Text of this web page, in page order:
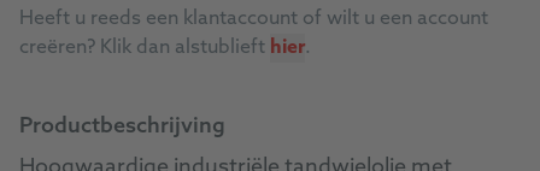
Productbeschrijving
Heeft u reeds een klantaccount of wilt u een account
creëren? Klik dan alstublieft hier.